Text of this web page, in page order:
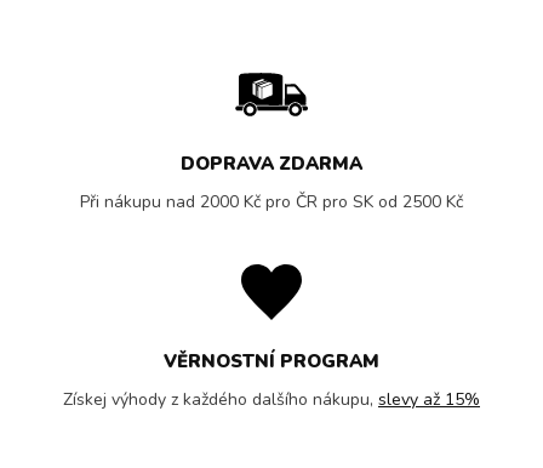
DOPRAVA ZDARMA
Při nákupu nad 2000 Kč pro ČR pro SK od 2500 Kč
VĚRNOSTNÍ PROGRAM
Získej výhody z každého dalšího nákupu, slevy až 15%